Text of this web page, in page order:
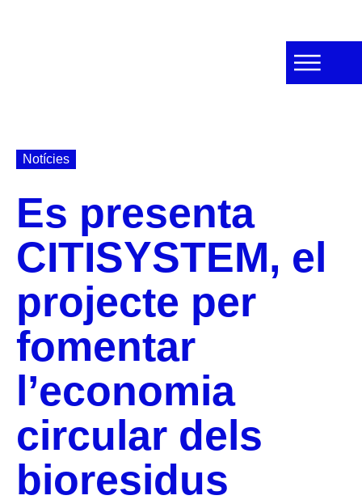
Notícies
Es presenta
CITISYSTEM, el
projecte per
fomentar
l’economia
circular dels
bioresidus